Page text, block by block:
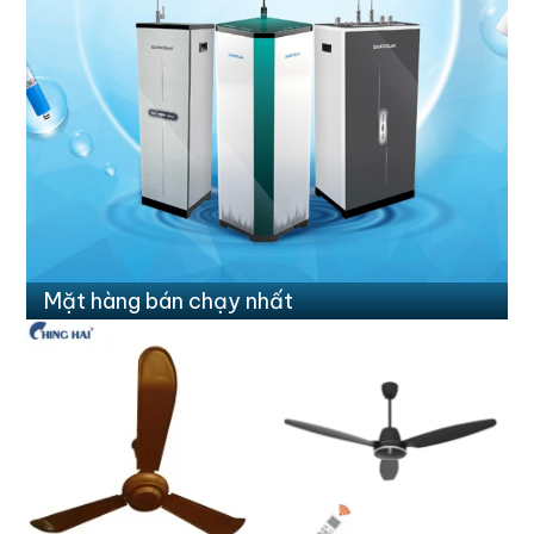
Mặt hàng bán chạy nhất